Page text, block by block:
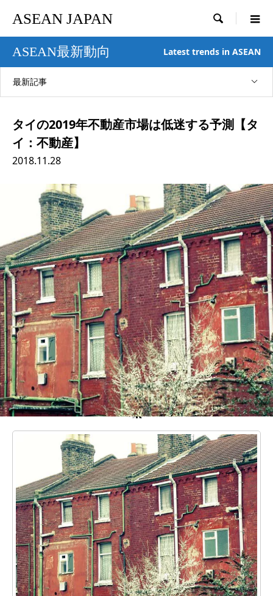
ASEAN JAPAN 
ASEAN最新動向 Latest trends in ASEAN
最新記事
タイの2019年不動産市場は低迷する予測【タ
イ：不動産】
2018.11.28